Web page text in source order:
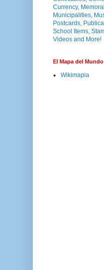
El Mapa del Mundo
Wikimapia